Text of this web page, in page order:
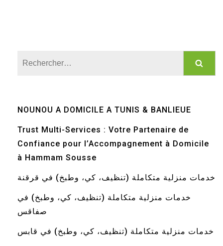
NOUNOU A DOMICILE A TUNIS & BANLIEUE
Trust Multi-Services : Votre Partenaire de
Confiance pour l’Accompagnement à Domicile
à Hammam Sousse
خدمات منزلية متكاملة (تنظيف، كي، وطبخ) في قرقنة
خدمات منزلية متكاملة (تنظيف، كي، وطبخ) في
صفاقس
خدمات منزلية متكاملة (تنظيف، كي، وطبخ) في قابس